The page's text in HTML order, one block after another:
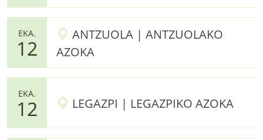
EKA.
12
ANTZUOLA | ANTZUOLAKO
AZOKA
EKA.
12 LEGAZPI | LEGAZPIKO AZOKA